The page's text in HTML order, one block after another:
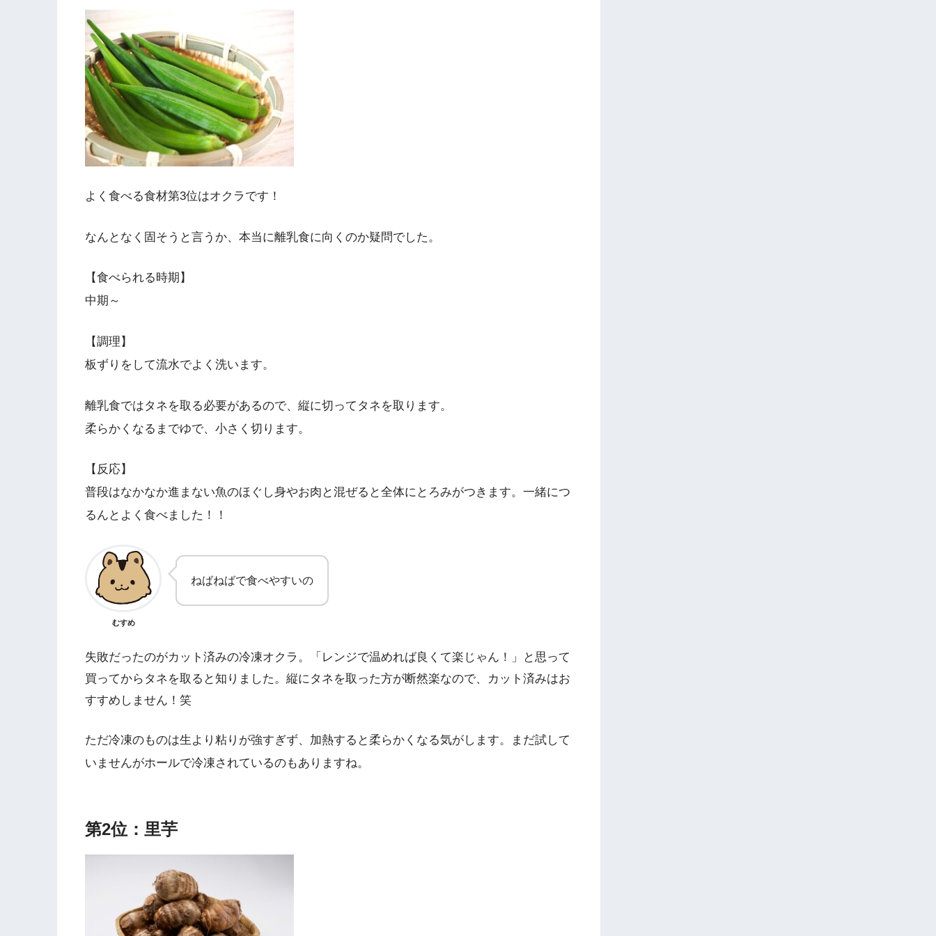
よく食べる食材第3位はオクラです！
なんとなく固そうと言うか、本当に離乳食に向くのか疑問でした。
【食べられる時期】
中期～
【調理】
板ずりをして流水でよく洗います。
離乳食ではタネを取る必要があるので、縦に切ってタネを取ります。
柔らかくなるまでゆで、小さく切ります。
【反応】
普段はなかなか進まない魚のほぐし身やお肉と混ぜると全体にとろみがつきます。一緒につ
るんとよく食べました！！
むすめ
ねばねばで食べやすいの
失敗だったのがカット済みの冷凍オクラ。「レンジで温めれば良くて楽じゃん！」と思って
買ってからタネを取ると知りました。縦にタネを取った方が断然楽なので、カット済みはお
すすめしません！笑
ただ冷凍のものは生より粘りが強すぎず、加熱すると柔らかくなる気がします。まだ試して
いませんがホールで冷凍されているのもありますね。
第2位：里芋